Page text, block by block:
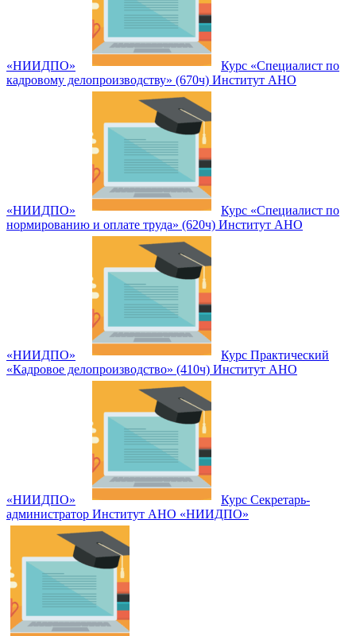
«НИИДПО»
Курс «Специалист по
кадровому делопроизводству» (670ч) Институт АНО
«НИИДПО»
Курс «Специалист по
нормированию и оплате труда» (620ч) Институт АНО
«НИИДПО»
Курс Практический
«Кадровое делопроизводство» (410ч) Институт АНО
«НИИДПО»
Курс Секретарь-
администратор Институт АНО «НИИДПО»